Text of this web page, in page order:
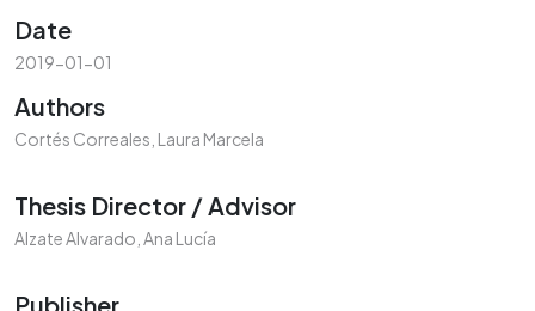
Date
2019-01-01
Authors
Cortés Correales, Laura Marcela
Thesis Director / Advisor
Alzate Alvarado, Ana Lucía
Publisher